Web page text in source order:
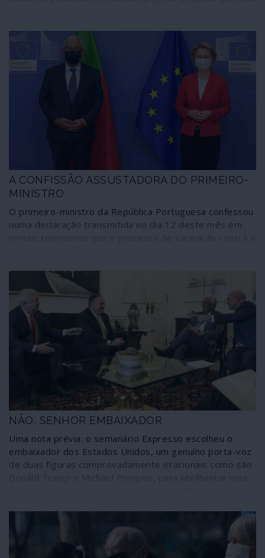
que pretende colocar no mesmo plano os criminosos e
as vítimas. O que está a acontecer não é uma guerra, é
um massacre de uma das partes; e o único cessar-fogo
possível e credível para a situação é o reconhecimento
dos direitos do povo palestiniano estabelecidos nas leis
internacionais. Tudo o resto significa o arrastamento da
situação e o extermínio de um povo. Interrompeu-se
uma fase de chacina extrema por parte de Israel mas
prossegue o massacre paulatino de povo palestiniano
território ocupado da Palestina.
A CONFISSÃO ASSUSTADORA DO PRIMEIRO-
MINISTRO
O primeiro-ministro da República Portuguesa confessou
numa declaração transmitida no dia 12 deste mês em
oportunistas, não consta, ao invés, que António Costa
tenha sido sequer admoestado por admitir a mais grave
situação que poderia existir em pleno combate à
pandemia. Em causa está a saúde pública e também a
própria essência do funcionamento do país como nação
independente.
NÃO, SENHOR EMBAIXADOR
Uma nota prévia: o semanário Expresso escolheu o
embaixador dos Estados Unidos, um genuíno porta-voz
de duas figuras comprovadamente irracionais como são
referência” explicada assim por um dos seus expoentes
à escala doméstica lusitana.